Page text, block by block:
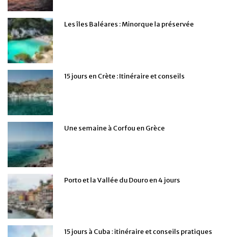
Les îles Baléares : Minorque la préservée
15 jours en Crète : Itinéraire et conseils
Une semaine à Corfou en Grèce
Porto et la Vallée du Douro en 4 jours
15 jours à Cuba : itinéraire et conseils pratiques